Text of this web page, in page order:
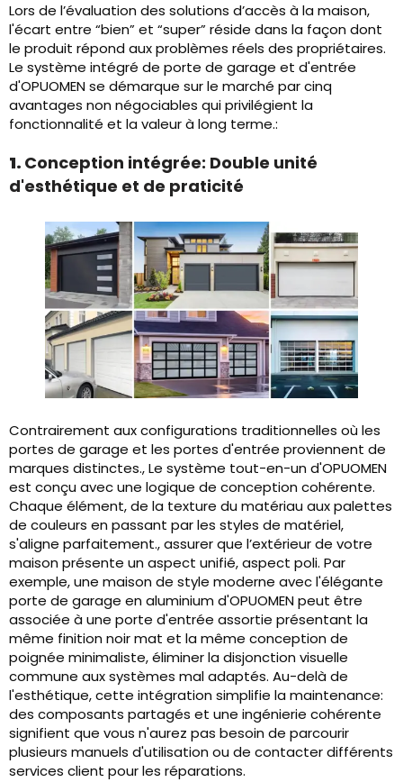
Lors de l’évaluation des solutions d’accès à la maison,
l'écart entre “bien” et “super” réside dans la façon dont
le produit répond aux problèmes réels des propriétaires.
Le système intégré de porte de garage et d'entrée
d'OPUOMEN se démarque sur le marché par cinq
avantages non négociables qui privilégient la
fonctionnalité et la valeur à long terme.:
1. Conception intégrée: Double unité
d'esthétique et de praticité
Contrairement aux configurations traditionnelles où les
portes de garage et les portes d'entrée proviennent de
marques distinctes., Le système tout-en-un d'OPUOMEN
est conçu avec une logique de conception cohérente.
Chaque élément, de la texture du matériau aux palettes
de couleurs en passant par les styles de matériel,
s'aligne parfaitement., assurer que l’extérieur de votre
maison présente un aspect unifié, aspect poli. Par
exemple, une maison de style moderne avec l'élégante
porte de garage en aluminium d'OPUOMEN peut être
associée à une porte d'entrée assortie présentant la
même finition noir mat et la même conception de
poignée minimaliste, éliminer la disjonction visuelle
commune aux systèmes mal adaptés. Au-delà de
l'esthétique, cette intégration simplifie la maintenance:
des composants partagés et une ingénierie cohérente
signifient que vous n'aurez pas besoin de parcourir
plusieurs manuels d'utilisation ou de contacter différents
services client pour les réparations.